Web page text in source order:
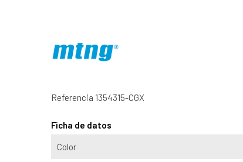
Referencia 1354315-CGX
Ficha de datos
Color